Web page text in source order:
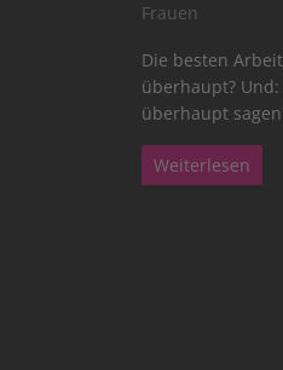
Frauen
Die besten
überhaupt?
überhaupt
Weiterlesen